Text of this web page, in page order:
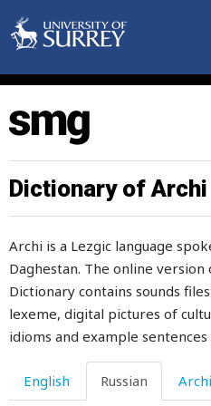
Dictionary of Archi
Archi is a Lezgic language
Daghestan. The online version
Dictionary contains sounds
lexeme, digital pictures of
idioms and example
English Russian
прежде
прелюбодействовать
прелюбодеяние
пренебрежение
прения
препятствовать
преследовать
претендент